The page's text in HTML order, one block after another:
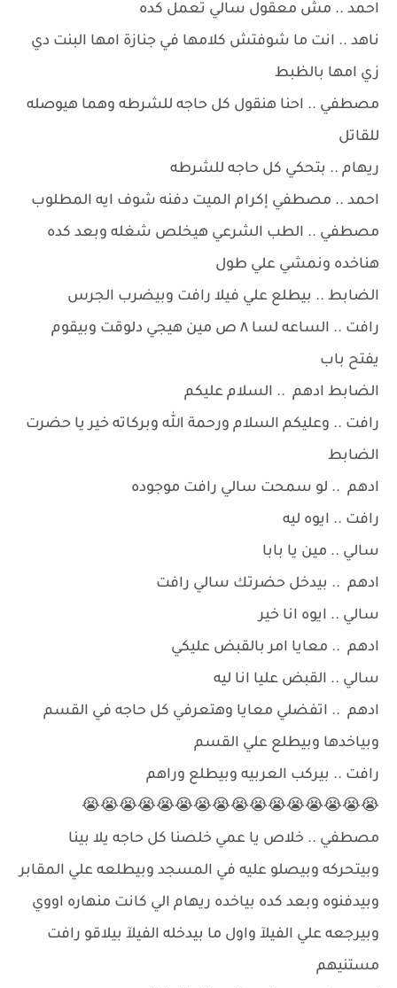
احمد .. مش معقول سالي تعمل كده
ناهد .. انت ما شوفتش كلامها في جنازة امها البنت دي
زي امها بالظبط
مصطفي .. احنا هنقول كل حاجه للشرطه وهما هيوصله
للقاتل
ريهام .. بتحكي كل حاجه للشرطه
احمد .. مصطفي إكرام الميت دفنه شوف ايه المطلوب
مصطفي .. الطب الشرعي هيخلص شغله وبعد كده
هناخده ونمشي علي طول
الضابط .. بيطلع علي فيلا رافت وبيضرب الجرس
رافت .. الساعه لسا ٨ ص مين هيجي دلوقت وبيقوم
يفتح باب
الضابط ادهم .. السلام عليكم
رافت .. وعليكم السلام ورحمة الله وبركاته خير يا حضرت
الضابط
ادهم .. لو سمحت سالي رافت موجوده
رافت .. ايوه ليه
سالي .. مين يا بابا
ادهم .. بيدخل حضرتك سالي رافت
سالي .. ايوه انا خير
ادهم .. معايا امر بالقبض عليكي
سالي .. القبض عليا انا ليه
ادهم .. اتفضلي معايا وهتعرفي كل حاجه في القسم
وبياخدها وبيطلع علي القسم
رافت .. بيركب العربيه وبيطلع وراهم
😭😭😭😭😭😭😭😭😭😭😭😭😭😭😭😭
مصطفي .. خلاص يا عمي خلصنا كل حاجه يلا بينا
وبيتحركه وبيصلو عليه في المسجد وبيطلعه علي المقابر
وبيدفنوه وبعد كده بياخده ريهام الي كانت منهاره اووي
وبيرجعه علي الفيلآ واول ما بيدخله الفيلآ بيلاقو رافت
مستنيهم